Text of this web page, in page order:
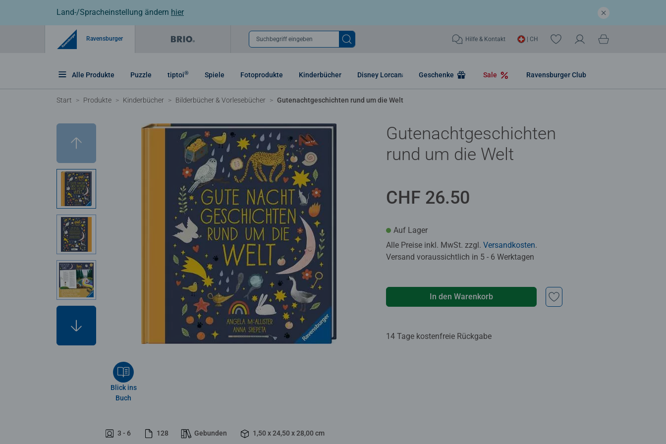
Land-/Spracheinstellung ändern hier
Ravensburger Suchbegriff eingeben Hilfe & Kontakt | CH
Alle Produkte Puzzle tiptoi® Spiele Fotoprodukte Kinderbücher Disney Lorcana Geschenke Sale Ravensburger Club
Start Produkte Kinderbücher Bilderbücher & Vorlesebücher Gutenachtgeschichten rund um die Welt
Blick ins
Buch
3 - 6 128 Gebunden 1,50 x 24,50 x 28,00 cm
Gutenachtgeschichten
rund um die Welt
CHF 26.50
Auf Lager
Alle Preise inkl. MwSt. zzgl. Versandkosten.
Versand voraussichtlich in 5 - 6 Werktagen
In den Warenkorb
14 Tage kostenfreie Rückgabe